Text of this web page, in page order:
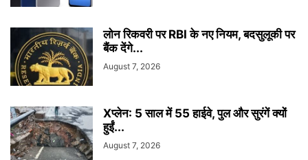
लोन रिकवरी पर RBI के नए नियम, बदसुलूकी पर
बैंक देंगे...
August 7, 2026
Xप्लेन: 5 साल में 55 हाईवे, पुल और सुरंगें क्यों
हुईं...
August 7, 2026